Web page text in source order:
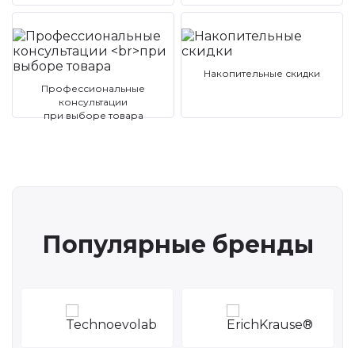
Профессиональные
консультации
при выборе товара
Накопительные скидки
Популярные бренды